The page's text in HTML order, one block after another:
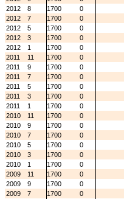
2012
8 1700
0
2012
7 1700
0
2012
5 1700
0
2012
3 1700
0
2012
1 1700
0
2011
11 1700
0
2011
9 1700
0
2011
7 1700
0
2011
5 1700
0
2011
3 1700
0
2011
1 1700
0
2010
11 1700
0
2010
9 1700
0
2010
7 1700
0
2010
5 1700
0
2010
3 1700
0
2010
1 1700
0
2009
11 1700
0
2009
9 1700
0
2009
7 1700
0